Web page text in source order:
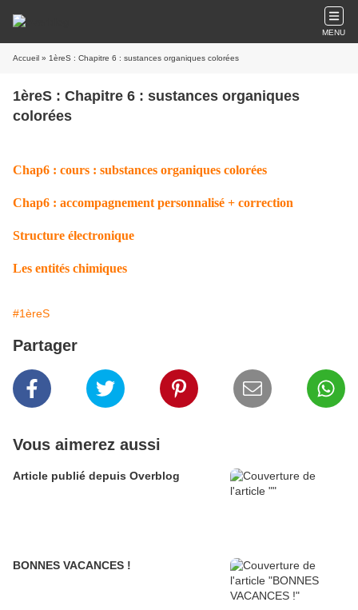
MENU
Accueil » 1èreS : Chapitre 6 : sustances organiques colorées
1èreS : Chapitre 6 : sustances organiques
colorées
Chap6 : cours : substances organiques colorées
Chap6 : accompagnement personnalisé + correction
Structure électronique
Les entités chimiques
#1èreS
Partager
Vous aimerez aussi
Article publié depuis Overblog
BONNES VACANCES !